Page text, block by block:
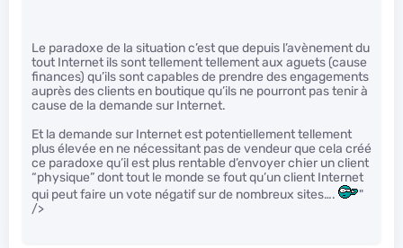
Le paradoxe de la situation c’est que depuis l’avènement du
tout Internet ils sont tellement tellement aux aguets (cause
finances) qu’ils sont capables de prendre des engagements
auprès des clients en boutique qu’ils ne pourront pas tenir à
cause de la demande sur Internet.
Et la demande sur Internet est potentiellement tellement
plus élevée en ne nécessitant pas de vendeur que cela créé
ce paradoxe qu’il est plus rentable d’envoyer chier un client
“physique” dont tout le monde se fout qu’un client Internet
qui peut faire un vote négatif sur de nombreux sites….
"
/>